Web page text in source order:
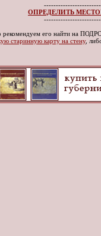
ОПРЕДЕЛИТЬ
рекомендуем его найти на
старинную карту на стену,